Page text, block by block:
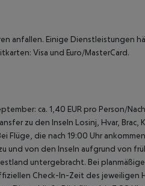
anfallen. Einige Dienstleistungen
Visa und Euro/MasterCard.
ca. 1,40 EUR pro Person/
zu den Inseln Losinj, Hvar, Brac,
die nach 19:00 Uhr
und von den Inseln aufgrund von
untergebracht. Bei
Check-In-Zeit des jeweiligen